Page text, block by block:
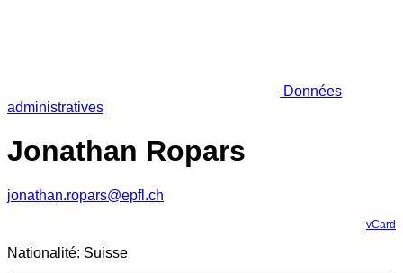
Données
administratives
Jonathan Ropars
jonathan.ropars@epfl.ch
vCard
Nationalité: Suisse